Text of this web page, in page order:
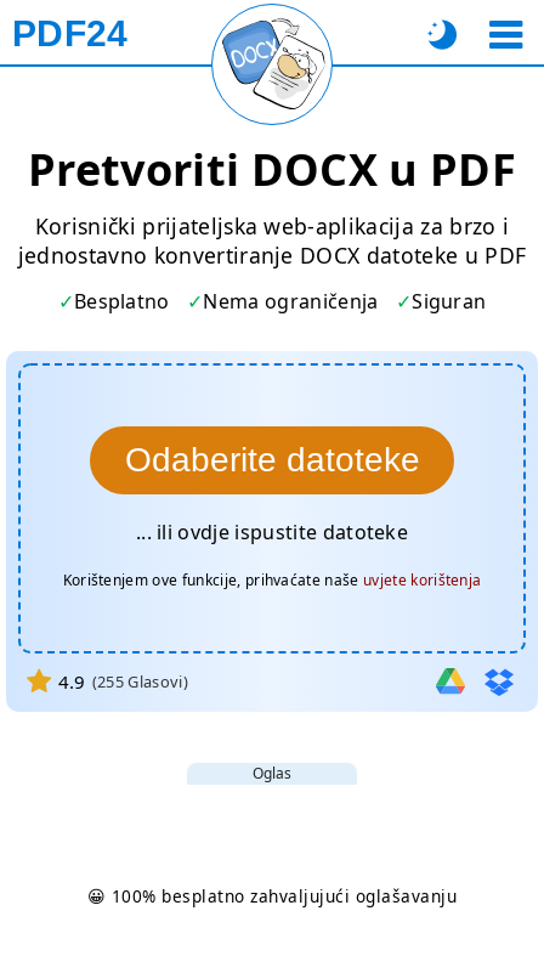
PDF24
Pretvoriti DOCX u PDF
Korisnički prijateljska web-aplikacija za brzo i
jednostavno konvertiranje DOCX datoteke u PDF
Besplatno Nema ograničenja Siguran
Odaberite datoteke
... ili ovdje ispustite datoteke
Korištenjem ove funkcije, prihvaćate naše uvjete korištenja
4.9 (255Glasovi)
Oglas
😀 100% besplatno zahvaljujući oglašavanju